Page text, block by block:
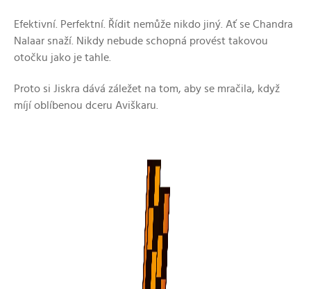
Efektivní. Perfektní. Řídit nemůže nikdo jiný. Ať se Chandra
Nalaar snaží. Nikdy nebude schopná provést takovou
otočku jako je tahle.
Proto si Jiskra dává záležet na tom, aby se mračila, když
míjí oblíbenou dceru Aviškaru.